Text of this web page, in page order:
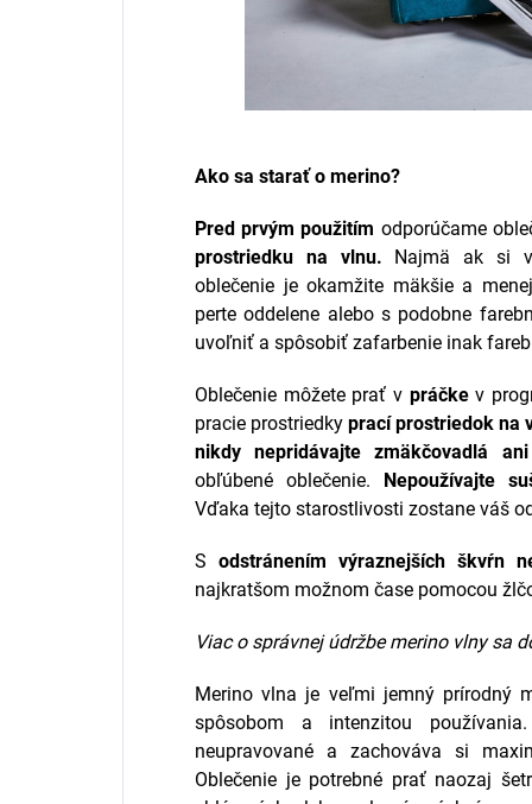
Ako sa starať o merino?
Pred prvým použitím odporúčame
prostriedku na vlnu. Najmä ak si
oblečenie je okamžite mäkšie a
perte oddelene alebo s podobne
uvoľniť a spôsobiť zafarbenie inak
Oblečenie môžete prať v práčkev
pracie prostriedkyprací prostriedok na
nikdy nepridávajte zmäkčovadlá
obľúbené oblečenie. Nepoužívajte
Vďaka tejto starostlivosti zostane váš
Sodstránením výraznejších škvŕn
najkratšom možnom čase pomocou
Viac o správnej údržbe merino vlny sa
Merino vlna je veľmi jemný prírodný
spôsobom a intenzitou
neupravované a zachováva si
Oblečenie je potrebné prať naozaj